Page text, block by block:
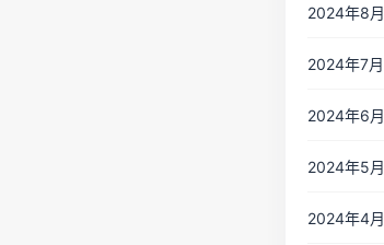
2024年8月
2024年7月
2024年6月
2024年5月
2024年4月